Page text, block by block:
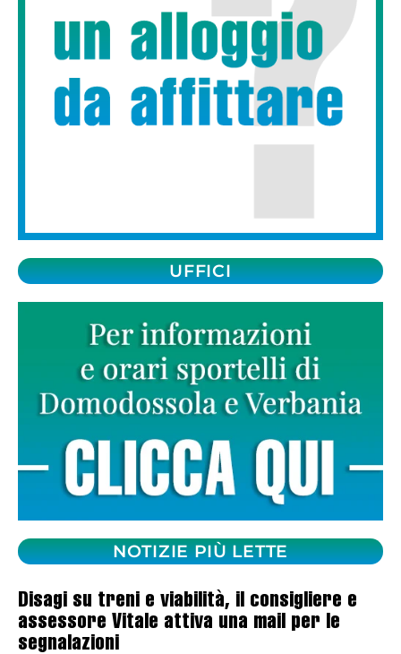
UFFICI
NOTIZIE PIÙ LETTE
Disagi su treni e viabilità, il consigliere e
assessore Vitale attiva una mail per le
segnalazioni